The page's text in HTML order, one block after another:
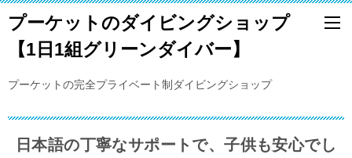
プーケットのダイビングショップ
【1日1組グリーンダイバー】
プーケットの完全プライベート制ダイビングショップ
日本語の丁寧なサポートで、子供も安心でし